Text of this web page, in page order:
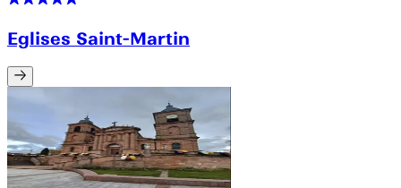
Eglises Saint-Martin